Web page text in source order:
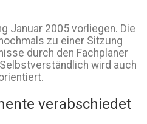
Januar 2005 vorliegen. Die
zu einer Sitzung
durch den Fachplaner
wird auch
verabschiedet